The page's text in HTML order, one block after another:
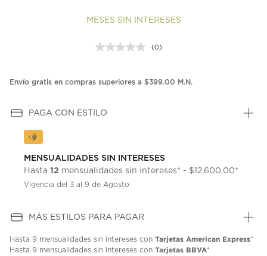
MESES SIN INTERESES
Sin
en
(0)
Envío gratis en compras superiores a $399.00 M.N.
PAGA CON ESTILO
MENSUALIDADES SIN INTERESES
Hasta 12 mensualidades sin intereses* - $12,600.00*
Vigencia del 3 al 9 de Agosto
MÁS ESTILOS PARA PAGAR
Hasta 9 mensualidades sin intereses con Tarjetas American Express*
Hasta 9 mensualidades sin intereses con Tarjetas BBVA*